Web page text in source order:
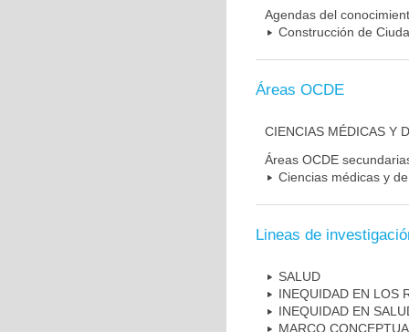
Agendas del
Construcción de
Áreas OCDE
CIENCIAS MÉDICAS Y
Áreas OCDE
Ciencias médicas y
Lineas de
SALUD
INEQUIDAD EN LOS
INEQUIDAD EN
MARCO